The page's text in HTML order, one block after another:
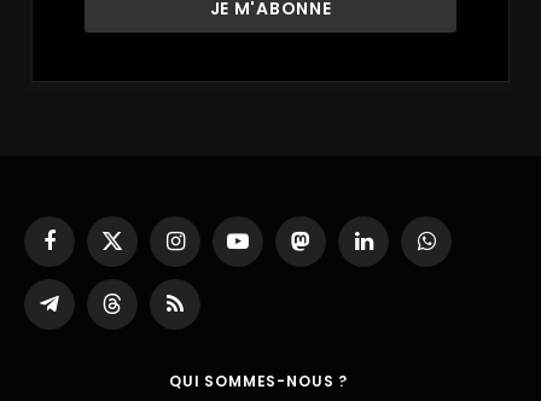
Facebook
X
(Twitter)
InstagramYouTubeMastodonLinkedInWhatsApp
Partager
sur
ThreadsRSS
QUI SOMMES-NOUS ?